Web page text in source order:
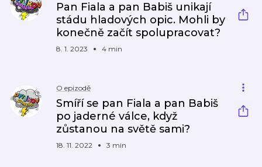
Pan Fiala a pan Babiš unikají
stádu hladových opic. Mohli by
konečně začít spolupracovat?
8. 1. 2023 4 min
O epizodě
Smíří se pan Fiala a pan Babiš
po jaderné válce, když
zůstanou na světě sami?
18. 11. 2022 3 min